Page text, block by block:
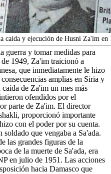
caída y ejecución de Husni Za'im en
guerra y tomar medidas para
1949, Za'im traicionó a
que inmediatamente le hizo
amplias en Siria y
de Za'im un mes más
ofendidos por el
parte de Za'im. El director
proporcionó importante
con el poder por su cuenta.
que vengaba a Sa'ada.
las grandes figuras de la
de la muerte de Sa'ada, era
en julio de 1951. Las acciones
hacia Damasco que